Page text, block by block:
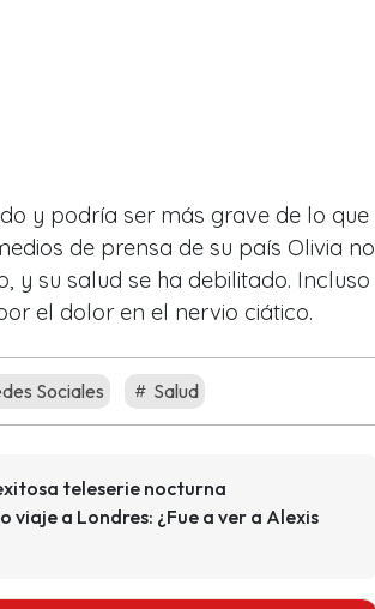
y podría ser más grave de lo que
de prensa de su país Olivia no
y su salud se ha debilitado. Incluso
el dolor en el nervio ciático.
Sociales Salud
teleserie nocturna
a Londres: ¿Fue a ver a Alexis